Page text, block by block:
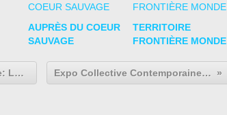
AUPRÈS DU COEUR
SAUVAGE
TERRITOIRE
FRONTIÈRE MONDE
Expo Photographie Contemporaine: Lola ÁLVAREZ BRAVO "Photographies / Mexique" Expo Collective Contemporaine: HEY! Modern Art & pop Culture / Act III